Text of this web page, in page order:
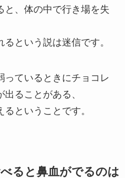
と、体の中で行き場を失
という説は迷信です。
っているときにチョコレ
ることがある、
ということです。
ると鼻血がでるのは